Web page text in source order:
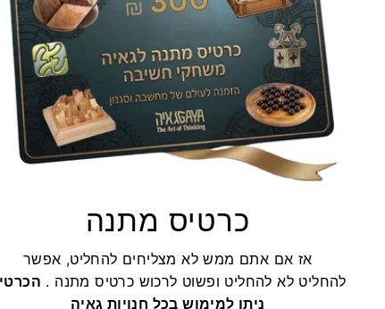
כרטיס מתנה
אז אם אתם ממש לא מצליחים להחליט, אפשר
להחליט לא להחליט ופשוט לרכוש כרטיס מתנה .
ניתן למימוש בכל חנויות גאיה